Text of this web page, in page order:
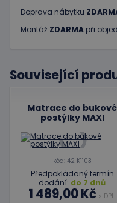
Doprava nábytku
Montáž ZDARMA při
Související
Matrace do bukové
postýlky MAXI
kód: 42 K1103
Předpokládaný termín
dodání: do 7 dnů
1 489,00 Kč s DPH